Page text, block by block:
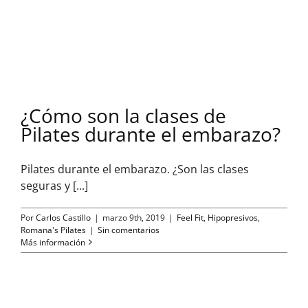
¿Cómo son la clases de
Pilates durante el embarazo?
Pilates durante el embarazo. ¿Son las clases
seguras y [...]
PorCarlos Castillo | marzo 9th, 2019 | Feel Fit, Hipopresivos,
Romana's Pilates | Sin comentarios
Más información